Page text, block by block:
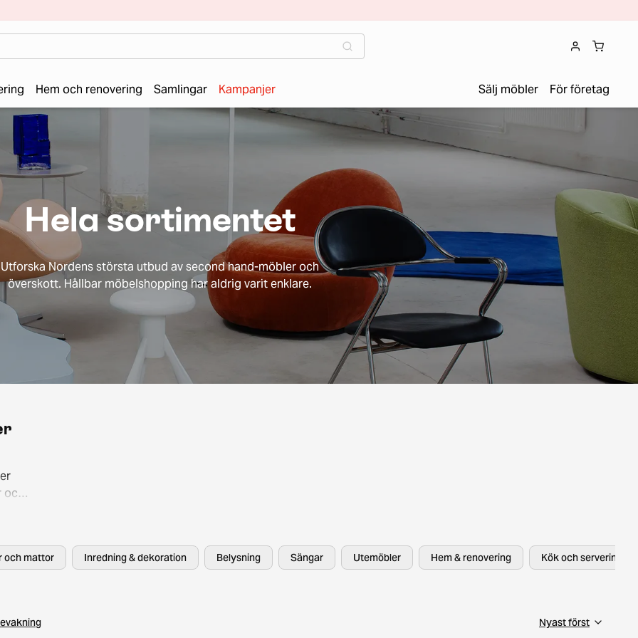
Hem och renovering Samlingar Kampanjer Sälj möbler För företag
Hela sortimentet
Utforska Nordens största utbud av second hand-möbler och
överskott. Hållbar möbelshopping har aldrig varit enklare.
och
att
och mattor Inredning & dekoration Belysning Sängar Utemöbler Hem & renovering Kök och servering